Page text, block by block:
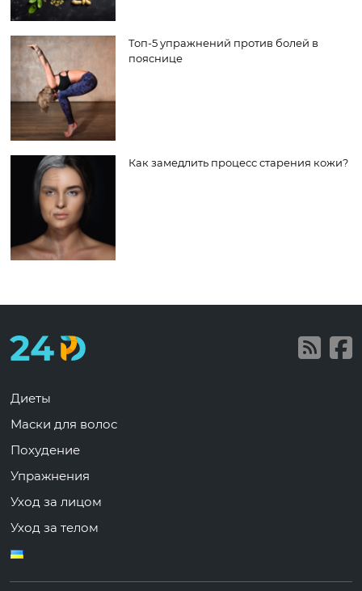
Топ-5 упражнений против болей в
пояснице
Как замедлить процесс старения кожи?
Диеты
Маски для волос
Похудение
Упражнения
Уход за лицом
Уход за телом